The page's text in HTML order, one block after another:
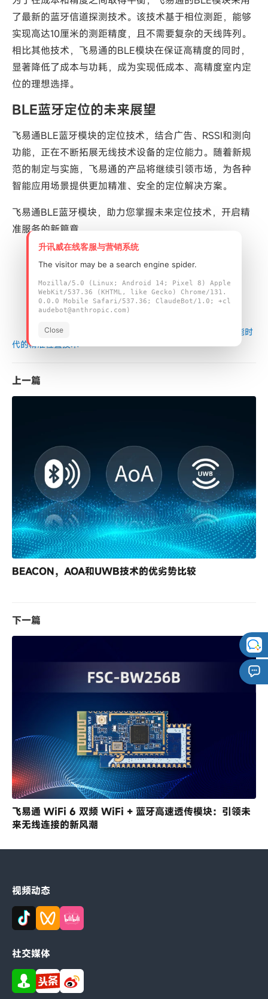
了最新的蓝牙信道探测技术。该技术基于相位测距，能够
实现高达10厘米的测距精度，且不需要复杂的天线阵列。
相比其他技术，飞易通的BLE模块在保证高精度的同时，
显著降低了成本与功耗，成为实现低成本、高精度室内定
位的理想选择。
BLE蓝牙定位的未来展望
飞易通BLE蓝牙模块的定位技术，结合广告、RSSI和测向
功能，正在不断拓展无线技术设备的定位能力。随着新规
范的制定与实施，飞易通的产品将继续引领市场，为各种
智能应用场景提供更加精准、安全的定位解决方案。
飞易通BLE蓝牙模块，助力您掌握未来定位技术，开启精
准服务的新篇章
首页 / 技术干货
探索飞易通BLE蓝牙定位服务：智能时
代的精准位置技术
上一篇
BEACON，AOA和UWB技术的优劣势比较
下一篇
飞易通 WiFi 6 双频 WiFi + 蓝牙高速透传模块：引领未
来无线连接的新风潮
视频动态
社交媒体
升讯威在线客服与营销系统
The visitor may be a search engine spider.
Mozilla/5.0 (Linux; Android 14; Pixel 8) Apple
WebKit/537.36 (KHTML, like Gecko) Chrome/131.
0.0.0 Mobile Safari/537.36; ClaudeBot/1.0; +cl
audebot@anthropic.com)
Close